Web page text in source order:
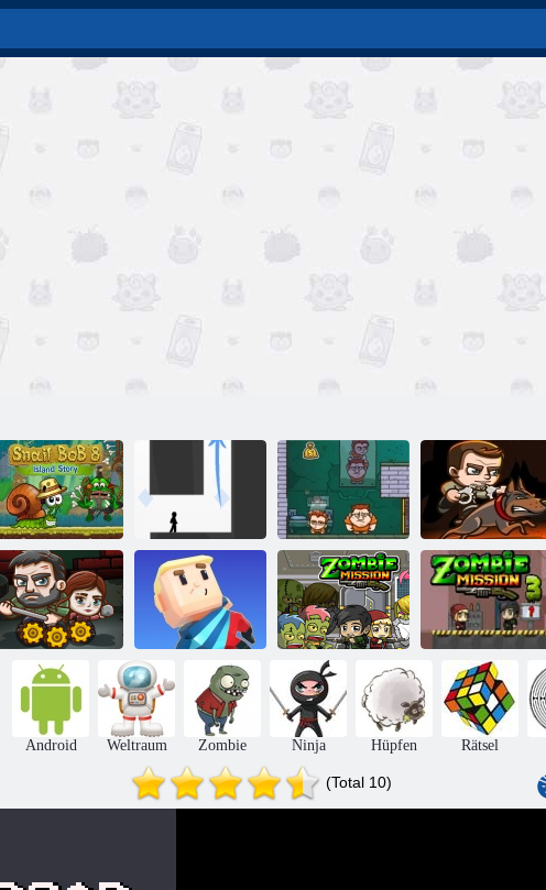
Schnecke Bob 8:
Inselgeschichte
Vex 3
Geldmessgeräte
2
Geldüberzug 3
Wachdienst
Die letzten
Überlebenden
Kogama
Wipeout
Zombie -
Mission 1
Zombie -
Mission 3
Android Weltraum Zombie Ninja Hüpfen Rätsel
(Total 10)